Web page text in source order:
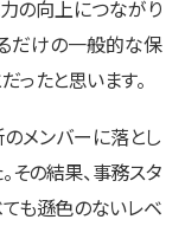
の向上につながり
だけの一般的な保
ったと思います。
メンバーに落とし
その結果、事務スタ
も遜色のないレベ